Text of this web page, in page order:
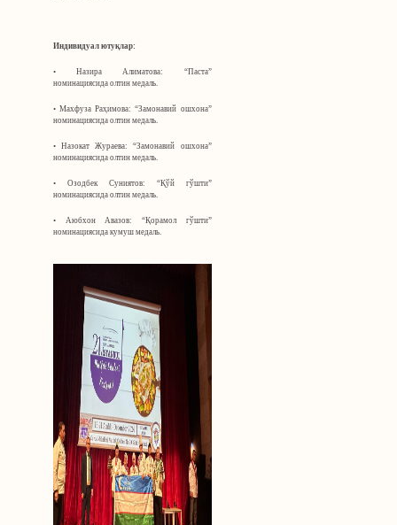
Индивидуал ютуқлар:
• Назира Алиматова: “Паста”
номинациясида олтин медаль.
• Махфуза Раҳимова: “Замонавий ошхона”
номинациясида олтин медаль.
• Назокат Жураева: “Замонавий ошхона”
номинациясида олтин медаль.
• Озодбек Суниятов: “Қўй гўшти”
номинациясида олтин медаль.
• Аюбхон Авазов: “Қорамол гўшти”
номинациясида кумуш медаль.